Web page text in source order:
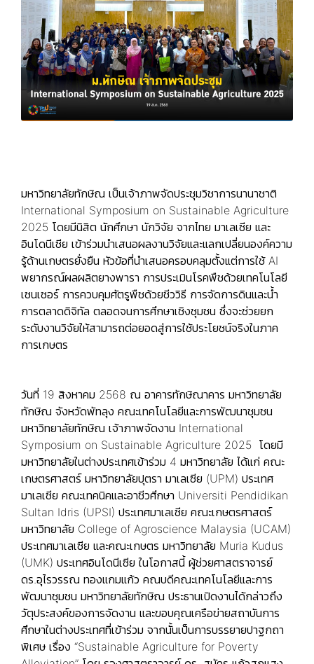
มหาวิทยาลัยทักษิณ เป็นเจ้าภาพจัดประชุมวิชาการนานาชาติ
International Symposium on Sustainable Agriculture
2025 โดยมีนิสิต นักศึกษา นักวิจัย จากไทย มาเลเซีย และ
อินโดนีเซีย เข้าร่วมนำเสนอผลงานวิจัยและแลกเปลี่ยนองค์ความ
รู้ด้านเกษตรยั่งยืน หัวข้อที่นำเสนอครอบคลุมตั้งแต่การใช้ AI
พยากรณ์ผลผลิตยางพารา การประเมินโรคพืชด้วยเทคโนโลยี
เซนเซอร์ การควบคุมศัตรูพืชด้วยชีววิธี การจัดการดินและน้ำ
การตลาดดิจิทัล ตลอดจนการศึกษาเชิงชุมชน ซึ่งจะช่วยยก
ระดับงานวิจัยให้สามารถต่อยอดสู่การใช้ประโยชน์จริงในภาค
การเกษตร
วันที่ 19 สิงหาคม 2568 ณ อาคารทักษิณาคาร มหาวิทยาลัย
ทักษิณ จังหวัดพัทลุง คณะเทคโนโลยีและการพัฒนาชุมชน
มหาวิทยาลัยทักษิณ เจ้าภาพจัดงาน International
Symposium on Sustainable Agriculture 2025 โดยมี
มหาวิทยาลัยในต่างประเทศเข้าร่วม 4 มหาวิทยาลัย ได้แก่ คณะ
เกษตรศาสตร์ มหาวิทยาลัยปุตรา มาเลเซีย (UPM) ประเทศ
มาเลเซีย คณะเทคนิคและอาชีวศึกษา Universiti Pendidikan
Sultan Idris (UPSI) ประเทศมาเลเซีย คณะเกษตรศาสตร์
มหาวิทยาลัย College of Agroscience Malaysia (UCAM)
ประเทศมาเลเซีย และคณะเกษตร มหาวิทยาลัย Muria Kudus
(UMK) ประเทศอินโดนีเซีย ในโอกาสนี้ ผู้ช่วยศาสตราจารย์
ดร.อุไรวรรณ ทองแกมแก้ว คณบดีคณะเทคโนโลยีและการ
พัฒนาชุมชน มหาวิทยาลัยทักษิณ ประธานเปิดงานได้กล่าวถึง
วัตุประสงค์ของการจัดงาน และขอบคุณเครือข่ายสถาบันการ
ศึกษาในต่างประเทศที่เข้าร่วม จากนั้นเป็นการบรรยายปาฐกถา
พิเศษ เรื่อง “Sustainable Agriculture for Poverty